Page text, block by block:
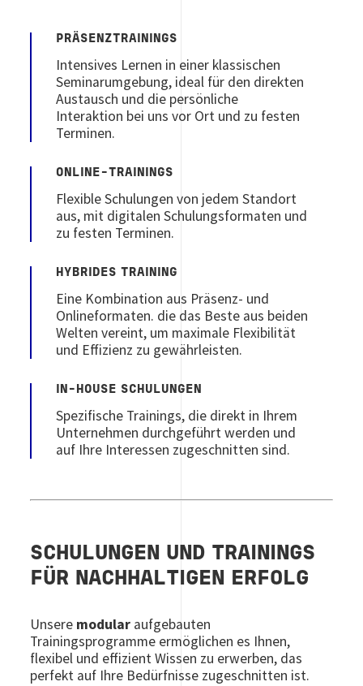
PRÄSENZTRAININGS
Intensives Lernen in einer klassischen
Seminarumgebung, ideal für den direkten
Austausch und die persönliche
Interaktion bei uns vor Ort und zu festen
Terminen.
ONLINE-TRAININGS
Flexible Schulungen von jedem Standort
aus, mit digitalen Schulungsformaten und
zu festen Terminen.
HYBRIDES TRAINING
Eine Kombination aus Präsenz- und
Onlineformaten. die das Beste aus beiden
Welten vereint, um maximale Flexibilität
und Effizienz zu gewährleisten.
IN-HOUSE SCHULUNGEN
Spezifische Trainings, die direkt in Ihrem
Unternehmen durchgeführt werden und
auf Ihre Interessen zugeschnitten sind.
SCHULUNGEN UND TRAININGS
FÜR NACHHALTIGEN ERFOLG
Unsere modular aufgebauten
Trainingsprogramme ermöglichen es Ihnen,
flexibel und effizient Wissen zu erwerben, das
perfekt auf Ihre Bedürfnisse zugeschnitten ist.